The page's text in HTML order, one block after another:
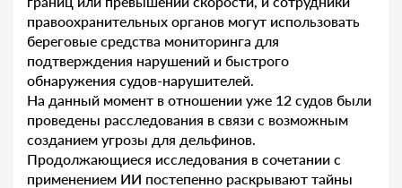
правоохранительных органов могут использовать
береговые средства мониторинга для
подтверждения нарушений и быстрого
обнаружения судов-нарушителей.
На данный момент в отношении уже 12 судов были
проведены расследования в связи с возможным
созданием угрозы для дельфинов.
Продолжающиеся исследования в сочетании с
применением ИИ постепенно раскрывают тайны